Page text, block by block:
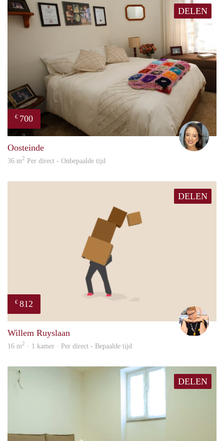
DELEN
€ 700
Amy
Oosteinde
36 m2 Per direct - Onbepaalde tijd
DELEN
€ 812
Willem Ruyslaan
16 m2 · 1 kamer · Per direct - Bepaalde tijd
DELEN